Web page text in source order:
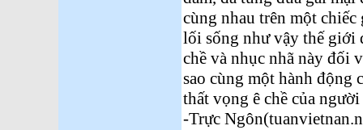
cùng nhau trên một
lối sống như vậy thế giới
chề và nhục nhã này đối
sao cùng một hành động
thất vọng ê chề của
-Trực